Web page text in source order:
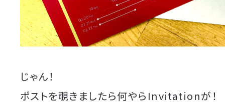
じゃん！
ポストを覗きましたら何やらInvitationが！